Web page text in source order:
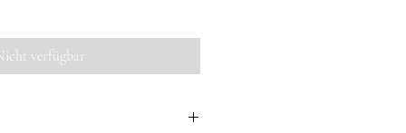
verfügbar